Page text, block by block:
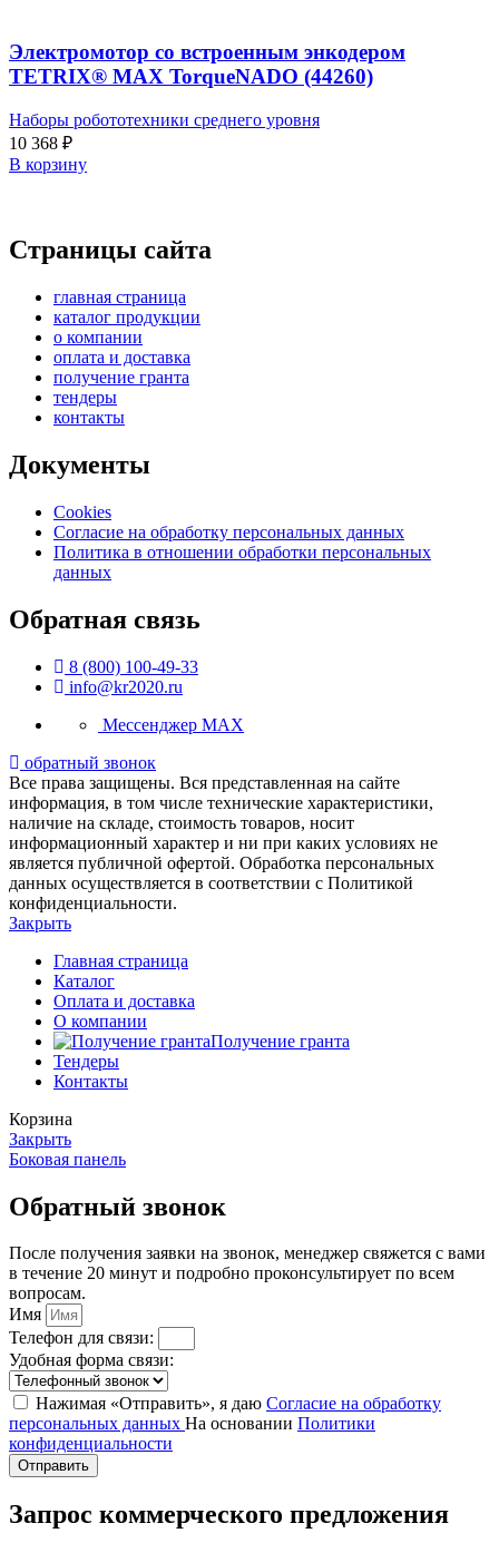
Электромотор со встроенным энкодером
TETRIX® MAX TorqueNADO (44260)
Наборы робототехники среднего уровня
10 368 ₽
В корзину
Страницы сайта
главная страница
каталог продукции
о компании
оплата и доставка
получение гранта
тендеры
контакты
Документы
Cookies
Согласие на обработку персональных данных
Политика в отношении обработки персональных
данных
Обратная связь
8 (800) 100-49-33
info@kr2020.ru
Мессенджер MAX
обратный звонок
Все права защищены. Вся представленная на сайте
информация, в том числе технические характеристики,
наличие на складе, стоимость товаров, носит
информационный характер и ни при каких условиях не
является публичной офертой. Обработка персональных
данных осуществляется в соответствии с Политикой
конфиденциальности.
Закрыть
Главная страница
Каталог
Оплата и доставка
О компании
Получение гранта
Тендеры
Контакты
Корзина
Закрыть
Боковая панель
Обратный звонок
После получения заявки на звонок, менеджер свяжется с вами
в течение 20 минут и подробно проконсультирует по всем
вопросам.
Имя
Телефон для связи:
Удобная форма связи:
Нажимая «Отправить», я даю Согласие на обработку
персональных данных На основании Политики
конфиденциальности
Отправить
Запрос коммерческого предложения